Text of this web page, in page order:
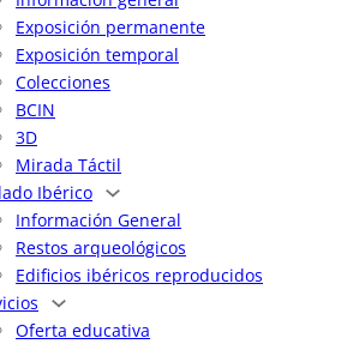
Exposición permanente
Exposición temporal
Colecciones
BCIN
3D
Mirada Táctil
Ibérico
Información General
Restos arqueológicos
Edificios ibéricos reproducidos
Oferta educativa